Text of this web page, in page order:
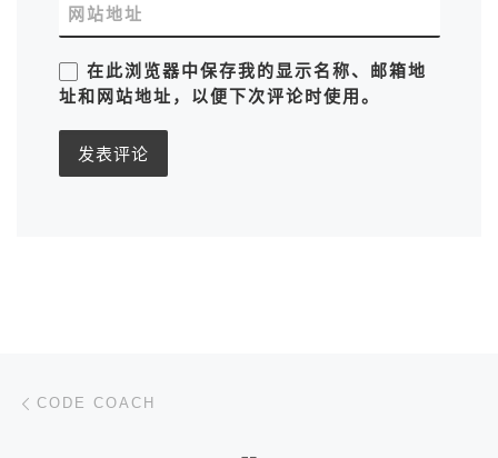
网站地址
在此浏览器中保存我的显示名称、邮箱地
址和网站地址，以便下次评论时使用。
文章导航
CODE COACH